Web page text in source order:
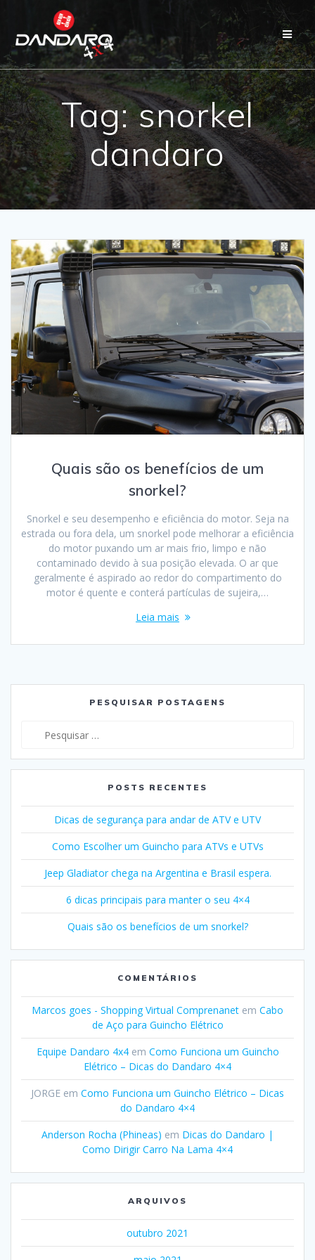
Tag:snorkel
dandaro
Quais são os benefícios de um
snorkel?
Snorkel e seu desempenho e eficiência do motor. Seja na
estrada ou fora dela, um snorkel pode melhorar a eficiência
do motor puxando um ar mais frio, limpo e não
contaminado devido à sua posição elevada. O ar que
geralmente é aspirado ao redor do compartimento do
motor é quente e conterá partículas de sujeira,…
Leia mais
PESQUISAR POSTAGENS
POSTS RECENTES
Dicas de segurança para andar de ATV e UTV
Como Escolher um Guincho para ATVs e UTVs
Jeep Gladiator chega na Argentina e Brasil espera.
6 dicas principais para manter o seu 4×4
Quais são os benefícios de um snorkel?
COMENTÁRIOS
Marcos goes - Shopping Virtual Comprenanet em Cabo
de Aço para Guincho Elétrico
Equipe Dandaro 4x4em Como Funciona um Guincho
Elétrico – Dicas do Dandaro 4×4
JORGE em Como Funciona um Guincho Elétrico – Dicas
do Dandaro 4×4
Anderson Rocha (Phineas) em Dicas do Dandaro |
Como Dirigir Carro Na Lama 4×4
ARQUIVOS
outubro 2021